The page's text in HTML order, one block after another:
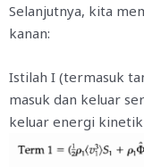
Selanjutnya, kita
kanan:
Istilah I (termasuk
masuk dan keluar
keluar energi